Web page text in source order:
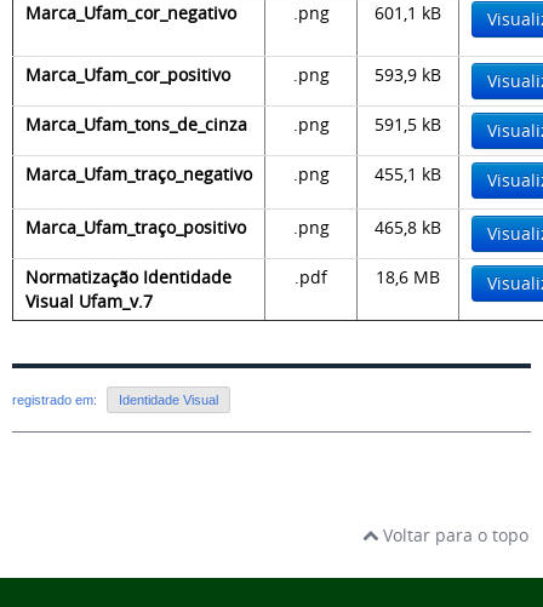
Marca_Ufam_cor_negativo
.png 601,1 kB
Marca_Ufam_cor_positivo .png 593,9 kB
Marca_Ufam_tons_de_cinza
.png 591,5 kB
Marca_Ufam_traço_negativo
.png 455,1 kB
Marca_Ufam_traço_positivo .png 465,8 kB
Normatização Identidade
Visual Ufam_v.7
.pdf 18,6 MB
registrado em: Identidade Visual
Voltar para o topo